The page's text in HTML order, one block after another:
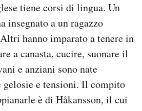
tiene corsi di lingua. Un
insegnato a un ragazzo
hanno imparato a tenere in
a canasta, cucire, suonare il
e anziani sono nate
gelosie e tensioni. Il compito
è di Håkansson, il cui